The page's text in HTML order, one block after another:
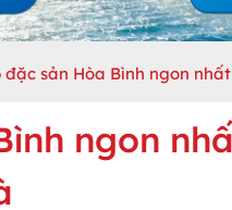
đặc sản Hòa Bình ngon
ngon